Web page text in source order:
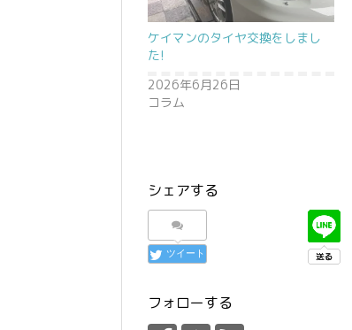
ケイマンのタイヤ交換をしまし
た!
2026年6月26日
コラム
シェアする
ツイート
フォローする